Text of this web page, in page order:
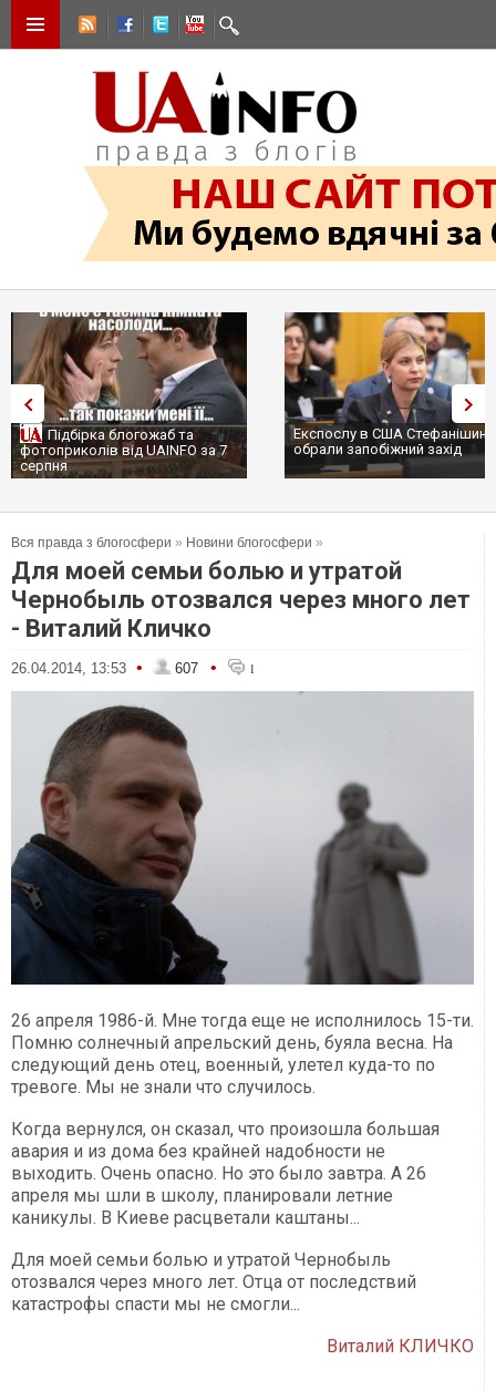
Підбірка блогожаб та
фотоприколів від UAINFO за 7
серпня
Експослу в США
обрали запобіжний захід
Вся правда з блогосфери » Новини блогосфери »
Для моей семьи болью и утратой
Чернобыль отозвался через много лет
- Виталий Кличко
26.04.2014, 13:53 • 607 • 1
26 апреля 1986-й. Мне тогда еще не исполнилось 15-ти.
Помню солнечный апрельский день, буяла весна. На
следующий день отец, военный, улетел куда-то по
тревоге. Мы не знали что случилось.
Когда вернулся, он сказал, что произошла большая
авария и из дома без крайней надобности не
выходить. Очень опасно. Но это было завтра. А 26
апреля мы шли в школу, планировали летние
каникулы. В Киеве расцветали каштаны...
Для моей семьи болью и утратой Чернобыль
отозвался через много лет. Отца от последствий
катастрофы спасти мы не смогли...
Виталий КЛИЧКО